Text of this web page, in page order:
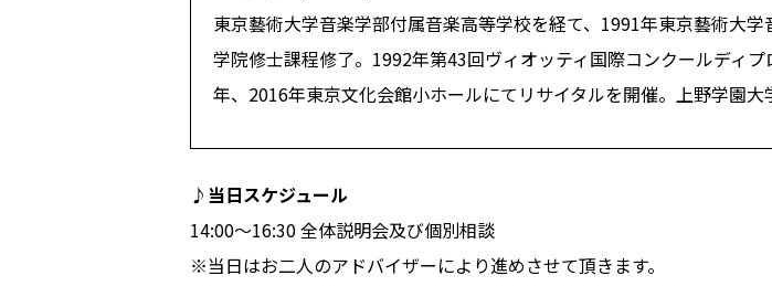
東京藝術大学音楽学部付属音楽高等学校を経て、1991年東京藝術大
学院修士課程修了。1992年第43回ヴィオッティ国際コンクールディ
年、2016年東京文化会館小ホールにてリサイタルを開催。上野学園大
♪当日スケジュール
14:00～16:30 全体説明会及び個別相談
※当日はお二人のアドバイザーにより進めさせて頂きます。